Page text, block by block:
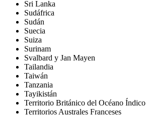
Sri Lanka
Sudáfrica
Sudán
Suecia
Suiza
Surinam
Svalbard y Jan Mayen
Tailandia
Taiwán
Tanzania
Tayikistán
Territorio Británico del Océano Índico
Territorios Australes Franceses